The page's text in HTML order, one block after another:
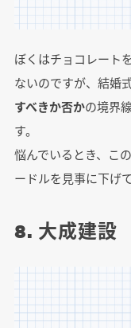
ぼくはチョコレート
ないのですが、結婚
すべきか否かの境界
す。
悩んでいるとき、こ
ードルを見事に下げ
8. 大成建設